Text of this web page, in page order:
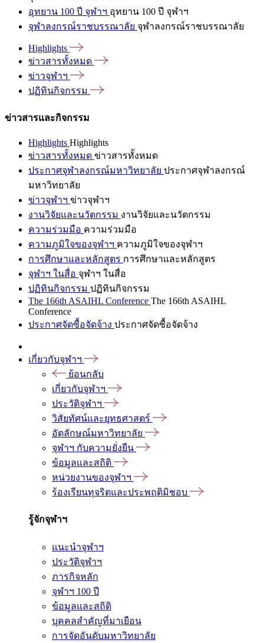
อุทยาน 100 ปี จุฬาฯ อุทยาน 100 ปี จุฬาฯ
จุฬาลงกรณ์ราชบรรณาลัย จุฬาลงกรณ์ราชบรรณาลัย
Highlights
ข่าวสารทั้งหมด
ข่าวจุฬาฯ
ปฏิทินกิจกรรม
ข่าวสารและกิจกรรม
Highlights Highlights
ข่าวสารทั้งหมด ข่าวสารทั้งหมด
ประกาศจุฬาลงกรณ์มหาวิทยาลัย ประกาศจุฬาลงกรณ์
มหาวิทยาลัย
ข่าวจุฬาฯ ข่าวจุฬาฯ
งานวิจัยและนวัตกรรม งานวิจัยและนวัตกรรม
ความร่วมมือ ความร่วมมือ
ความภูมิใจของจุฬาฯ ความภูมิใจของจุฬาฯ
การศึกษาและหลักสูตร การศึกษาและหลักสูตร
จุฬาฯ ในสื่อ จุฬาฯ ในสื่อ
ปฏิทินกิจกรรม ปฏิทินกิจกรรม
The 166th ASAIHL Conference The 166th ASAIHL
Conference
ประกาศจัดซื้อจัดจ้าง ประกาศจัดซื้อจัดจ้าง
เกี่ยวกับจุฬาฯ
ย้อนกลับ
เกี่ยวกับจุฬาฯ
ประวัติจุฬาฯ
วิสัยทัศน์และยุทธศาสตร์
อัตลักษณ์มหาวิทยาลัย
จุฬาฯ กับความยั่งยืน
ข้อมูลและสถิติ
หน่วยงานของจุฬาฯ
ร้องเรียนทุจริตและประพฤติมิชอบ
รู้จักจุฬาฯ
แนะนำจุฬาฯ
ประวัติจุฬาฯ
ภารกิจหลัก
จุฬาฯ 100 ปี
ข้อมูลและสถิติ
บุคคลสำคัญที่มาเยือน
การจัดอันดับมหาวิทยาลัย